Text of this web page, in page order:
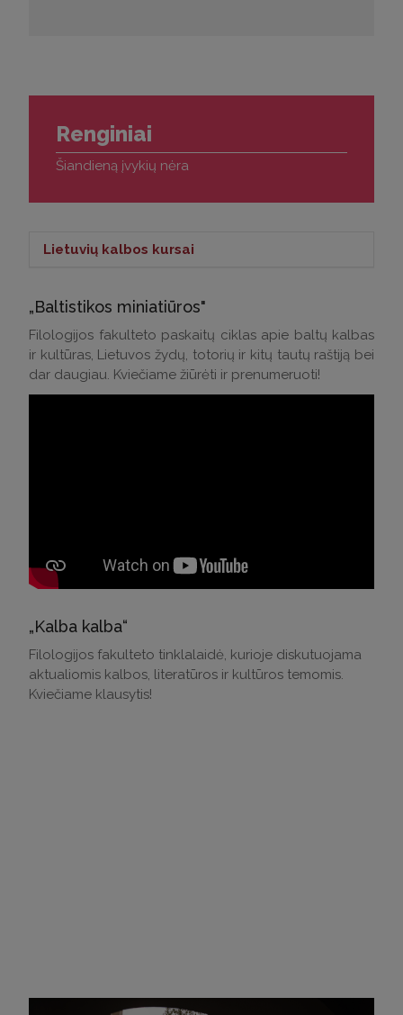
Renginiai
Šiandieną įvykių nėra
Lietuvių kalbos kursai
Lietuvių kalbos kursai >
Kontaktai klausimams:
Tel.: (0 5) 268 7214
El. p.:andrius.apinis@flf.vu.lt
„Baltistikos miniatiūros"
Filologijos fakulteto paskaitų ciklas apie baltų kalbas
ir kultūras, Lietuvos žydų, totorių ir kitų tautų raštiją bei
dar daugiau. Kviečiame žiūrėti ir prenumeruoti!
„Kalba kalba“
Filologijos fakulteto tinklalaidė, kurioje diskutuojama
aktualiomis kalbos, literatūros ir kultūros temomis.
Kviečiame klausytis!